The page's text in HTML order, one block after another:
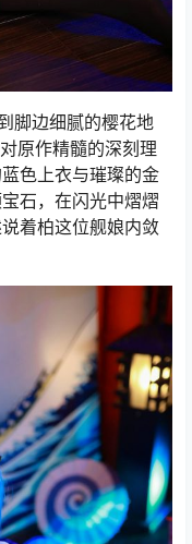
脚边细腻的樱花地
原作精髓的深刻理
色上衣与璀璨的金
石，在闪光中熠熠
着柏这位舰娘内敛